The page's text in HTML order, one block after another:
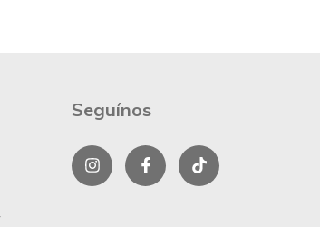
Seguínos